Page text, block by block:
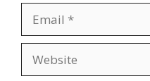
Email
Website